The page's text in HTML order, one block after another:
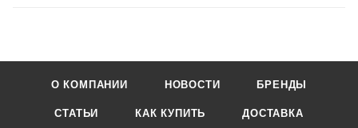
О КОМПАНИИ НОВОСТИ БРЕНДЫ
СТАТЬИ КАК КУПИТЬ ДОСТАВКА